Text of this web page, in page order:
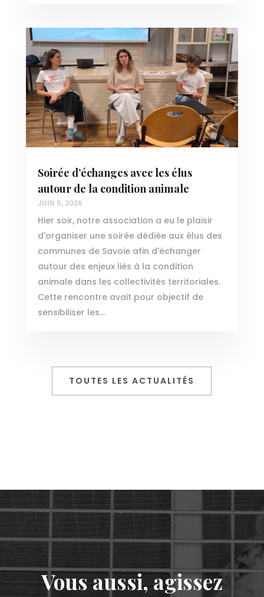
Soirée d’échanges avec les élus
autour de la condition animale
JUIN 5, 2026
Hier soir, notre association a eu le plaisir
d'organiser une soirée dédiée aux élus des
communes de Savoie afin d'échanger
autour des enjeux liés à la condition
animale dans les collectivités territoriales.
Cette rencontre avait pour objectif de
sensibiliser les...
TOUTES LES ACTUALITÉS
Vous aussi, agissez